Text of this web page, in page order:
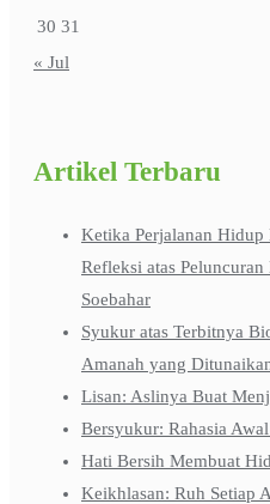
30 31
« Jul
Artikel Terbaru
Ketika Perjalanan
Refleksi atas
Soebahar
Syukur atas Terbitnya
Amanah yang
Lisan: Aslinya Buat
Bersyukur: Rahasia
Hati Bersih Membuat
Keikhlasan: Ruh Setiap